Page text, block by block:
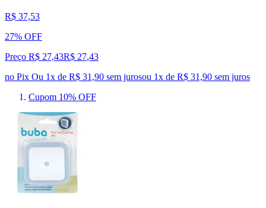
R$ 37,53
27% OFF
Preço R$ 27,43R$ 27,43
no Pix Ou 1x de R$ 31,90 sem jurosou 1x de R$ 31,90 sem juros
Cupom 10% OFF